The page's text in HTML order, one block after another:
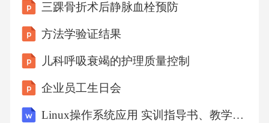
别事故，制定差异化的应急处理方案，明确指
挥链、疏散路线及外部救援联动机制。定期演
练与培训每季度组织全员参与消防演练、气体
泄漏模拟等实战训练，确保员工熟练掌握灭火
器使用、紧急停机等关键技能。应急物资储备
站内配备防爆工具、正压式呼吸器、泄漏堵漏
三踝骨折术后静脉血栓预防
方法学验证结果
儿科呼吸衰竭的护理质量控制
企业员工生日会
Linux操作系统应用 实训指导书、教学大纲、课程标准